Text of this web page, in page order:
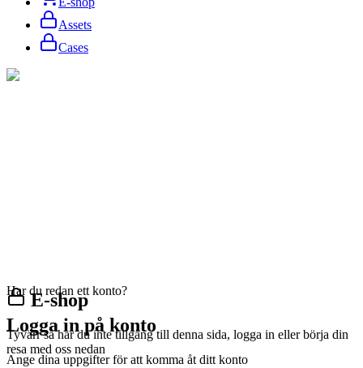
Assets
Cases
E-shop
Tyvärr så har du inte tillgång till denna sida, logga in eller börja din
resa med oss nedan
Har du redan ett konto?
Logga in på konto
Ange dina uppgifter för att komma åt ditt konto